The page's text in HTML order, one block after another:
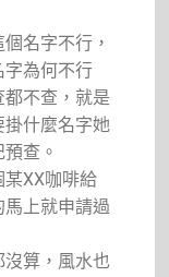
名字不行，
字為何不行
不查，就是
掛什麼名字她
查。
XX咖啡給
上就申請過
算，風水也